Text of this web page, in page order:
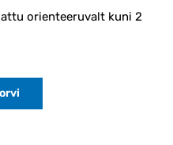
orienteeruvalt kuni 2